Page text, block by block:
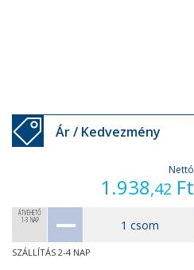
Ár / Kedvezmény
Nettó
1.938,42 Ft
ÁTVEHETŐ
1-3 NAP
SZÁLLÍTÁS 2-4 NAP